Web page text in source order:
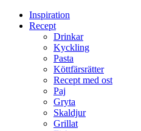
Inspiration
Recept
Drinkar
Kyckling
Pasta
Köttfärsrätter
Recept med ost
Paj
Gryta
Skaldjur
Grillat